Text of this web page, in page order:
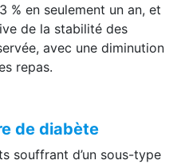
% en seulement un an, et
de la stabilité des
avec une diminution
repas.
de diabète
souffrant d’un sous-type